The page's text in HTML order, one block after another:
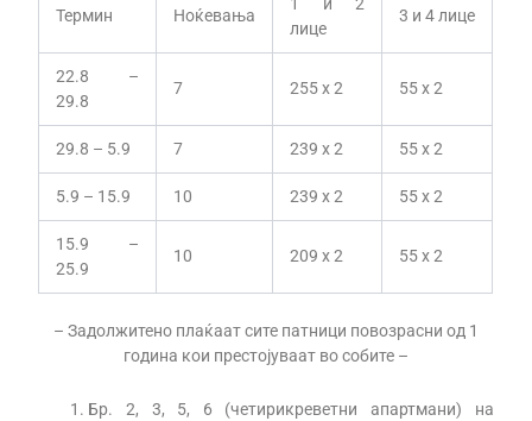
Термин Ноќевања
лице
3 и 4 лице
22.8 –
29.8
7 255 x 2 55 x 2
29.8 – 5.9 7 239 x 2 55 x 2
5.9 – 15.9 10 239 x 2 55 x 2
15.9 –
25.9
10 209 x 2 55 x 2
– Задолжитено плаќаат сите патници повозрасни од 1
година кои престојуваат во собите –
Бр. 2, 3, 5, 6 (четирикреветни апартмани) на